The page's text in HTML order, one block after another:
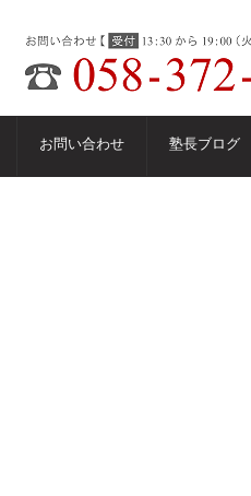
お問い合わせ 塾長ブログ